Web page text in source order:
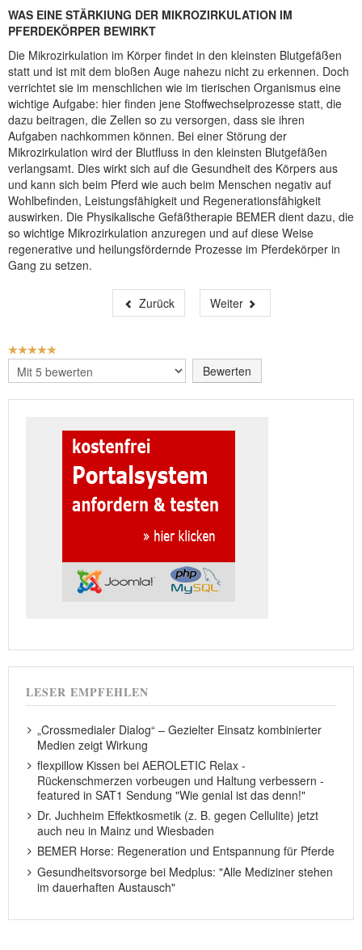
WAS EINE STÄRKIUNG DER MIKROZIRKULATION IM
PFERDEKÖRPER BEWIRKT
Die Mikrozirkulation im Körper findet in den kleinsten Blutgefäßen
statt und ist mit dem bloßen Auge nahezu nicht zu erkennen. Doch
verrichtet sie im menschlichen wie im tierischen Organismus eine
wichtige Aufgabe: hier finden jene Stoffwechselprozesse statt, die
dazu beitragen, die Zellen so zu versorgen, dass sie ihren
Aufgaben nachkommen können. Bei einer Störung der
Mikrozirkulation wird der Blutfluss in den kleinsten Blutgefäßen
verlangsamt. Dies wirkt sich auf die Gesundheit des Körpers aus
und kann sich beim Pferd wie auch beim Menschen negativ auf
Wohlbefinden, Leistungsfähigkeit und Regenerationsfähigkeit
auswirken. Die Physikalische Gefäßtherapie BEMER dient dazu, die
so wichtige Mikrozirkulation anzuregen und auf diese Weise
regenerative und heilungsfördernde Prozesse im Pferdekörper in
Gang zu setzen.
Zurück Weiter
BEWERTUNG:
Bitte
bewerten
LESER EMPFEHLEN
„Crossmedialer Dialog“ – Gezielter Einsatz kombinierter
Medien zeigt Wirkung
flexpillow Kissen bei AEROLETIC Relax -
Rückenschmerzen vorbeugen und Haltung verbessern -
featured in SAT1 Sendung "Wie genial ist das denn!"
Dr. Juchheim Effektkosmetik (z. B. gegen Cellulite) jetzt
auch neu in Mainz und Wiesbaden
BEMER Horse: Regeneration und Entspannung für Pferde
Gesundheitsvorsorge bei Medplus: "Alle Mediziner stehen
im dauerhaften Austausch"